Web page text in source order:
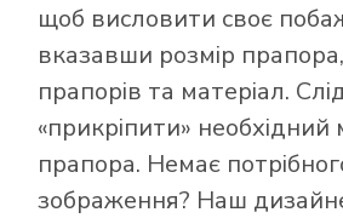
щоб висловити своє
вказавши розмір прапора,
прапорів та матеріал.
«прикріпити»
прапора. Немає
зображення? Наш
Як купити
в інтернет-
магазині Лакор: